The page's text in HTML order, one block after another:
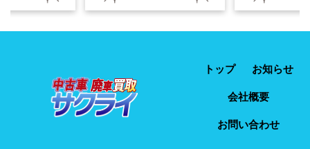
トップ お知らせ
会社概要
お問い合わせ